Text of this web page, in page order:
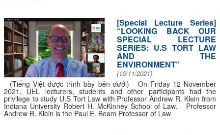
[Special Lecture Series]
“LOOKING BACK OUR
SPECIAL LECTURE
SERIES: U.S TORT LAW
AND THE
ENVIRONMENT”
(16/11/2021)
(Tiếng Việt được trình bày bên dưới) On Friday 12 November
2021, UEL lecturers, students and other participants had the
privilege to study U.S Tort Law with Professor Andrew R. Klein from
Indiana University Robert H. McKinney School of Law. Professor
Andrew R. Klein is the Paul E. Beam Professor of Law